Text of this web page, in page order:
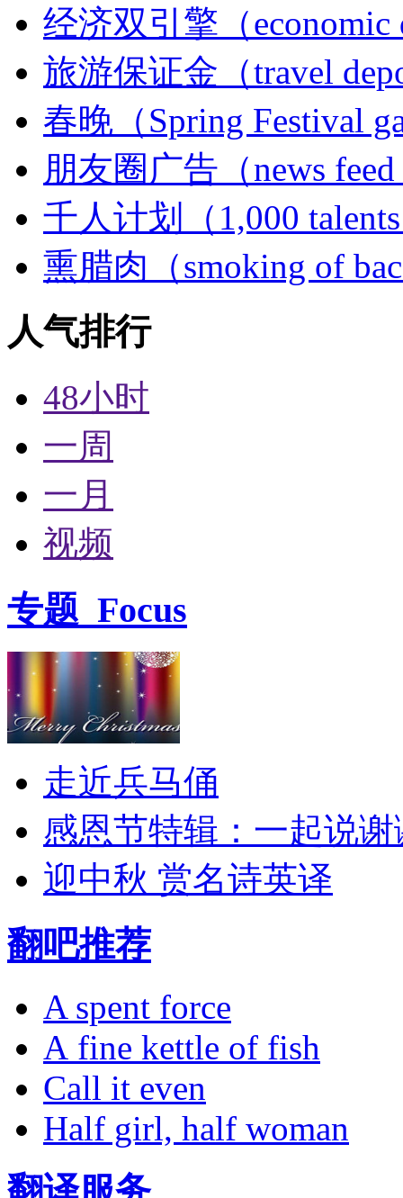
经济双引擎（economic
旅游保证金（travel
春晚（Spring Festival
朋友圈广告（news feed
千人计划（1,000
熏腊肉（smoking of
人气排行
48小时
一周
一月
视频
专题 Focus
走近兵马俑
感恩节特辑：一起说谢
迎中秋 赏名诗英译
翻吧推荐
A spent force
A fine kettle of fish
Call it even
Half girl, half woman